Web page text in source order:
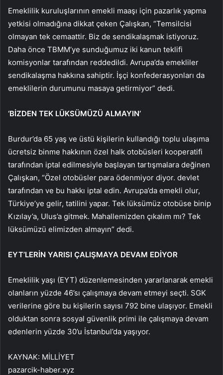
Emeklilik kuruluşlarının emekli maaşı için pazarlık yapma
yetkisi olmadığına dikkat çeken Çalışkan, “Temsilcisi
olmayan tek cemaattir. Biz de sendikalaşmak istiyoruz.
Daha önce TBMM’ye sunduğumuz iki kanun teklifi
komisyonlar tarafından reddedildi. Avrupa’da emekliler
sendikalaşma hakkına sahiptir. İşçi konfederasyonları da
emeklilerin durumunu masaya getirmiyor” dedi.
‘BİZDEN TEK LÜKSÜMÜZÜ ALMAYIN’
Burdur’da 65 yaş ve üstü kişilerin kullandığı toplu ulaşıma
ücretsiz binme hakkının özel halk otobüsleri kooperatifi
tarafından iptal edilmesiyle başlayan tartışmalara değinen
Çalışkan, “Özel otobüsler para ödenmiyor diyor. devlet
tarafından ve bu hakkı iptal edin. Avrupa’da emekli olur,
Türkiye’ye gelir, tatilini yapar. Tek lüksümüz otobüse binip
Kızılay’a, Ulus’a gitmek. Mahallemizden çıkalım mı? Tek
lüksümüzü elimizden almayın” dedi.
EYT’LERİN YARISI ÇALIŞMAYA DEVAM EDİYOR
Emeklilik yaşı (EYT) düzenlemesinden yararlanarak emekli
olanların yüzde 46’sı çalışmaya devam etmeyi seçti. SGK
verilerine göre bu kişilerin sayısı 792 bine ulaşıyor. Emekli
olduktan sonra sosyal güvenlik primi ile çalışmaya devam
edenlerin yüzde 30’u İstanbul’da yaşıyor.
KAYNAK: MİLLİYET
pazarcik-haber.xyz